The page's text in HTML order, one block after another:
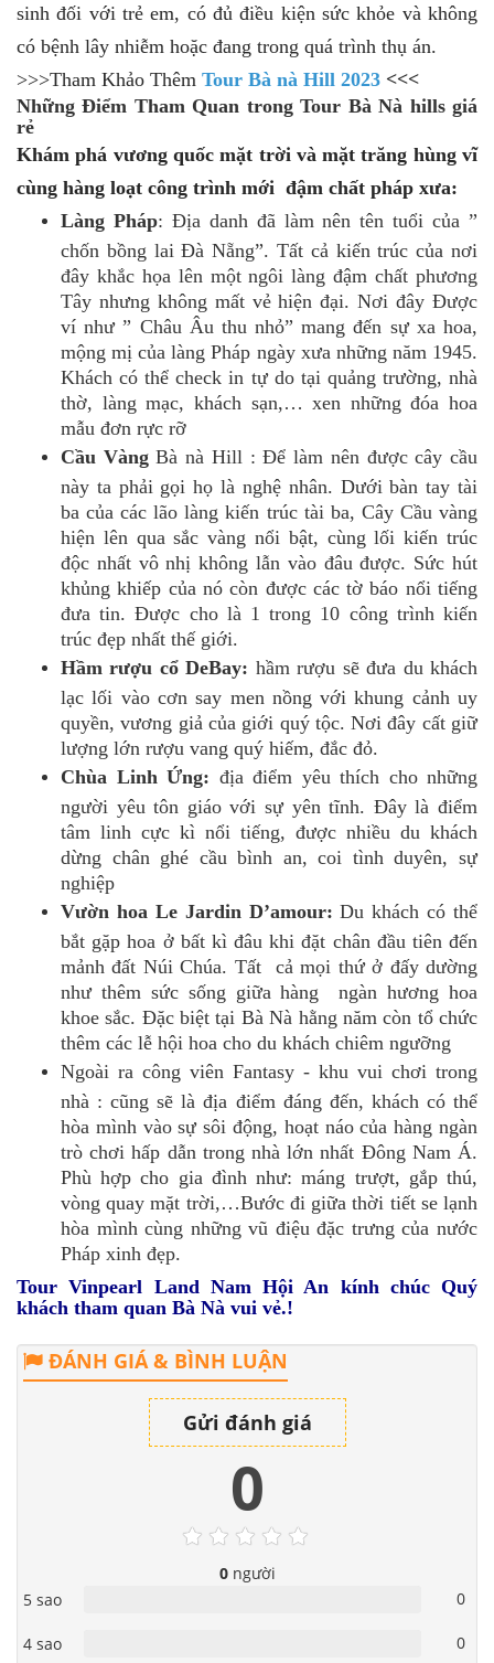
sinh đối với trẻ em, có đủ điều kiện sức khỏe và không
có bệnh lây nhiễm hoặc đang trong quá trình thụ án.
>>>Tham Khảo Thêm Tour Bà nà Hill 2023 <<<
Những Điểm Tham Quan trong Tour Bà Nà hills giá
rẻ
Khám phá vương quốc mặt trời và mặt trăng hùng vĩ
cùng hàng loạt công trình mới đậm chất pháp xưa:
Làng Pháp: Địa danh đã làm nên tên tuổi của ”
chốn bồng lai Đà Nẵng”. Tất cả kiến trúc của nơi
đây khắc họa lên một ngôi làng đậm chất phương
Tây nhưng không mất vẻ hiện đại. Nơi đây Được
ví như ” Châu Âu thu nhỏ” mang đến sự xa hoa,
mộng mị của làng Pháp ngày xưa những năm 1945.
Khách có thể check in tự do tại quảng trường, nhà
thờ, làng mạc, khách sạn,… xen những đóa hoa
mẫu đơn rực rỡ
Cầu VàngBà nà Hill : Để làm nên được cây cầu
này ta phải gọi họ là nghệ nhân. Dưới bàn tay tài
ba của các lão làng kiến trúc tài ba, Cây Cầu vàng
hiện lên qua sắc vàng nổi bật, cùng lối kiến trúc
độc nhất vô nhị không lẫn vào đâu được. Sức hút
khủng khiếp của nó còn được các tờ báo nổi tiếng
đưa tin. Được cho là 1 trong 10 công trình kiến
trúc đẹp nhất thế giới.
Hầm rượu cổ DeBay: hầm rượu sẽ đưa du khách
lạc lối vào cơn say men nồng với khung cảnh uy
quyền, vương giả của giới quý tộc. Nơi đây cất giữ
lượng lớn rượu vang quý hiếm, đắc đỏ.
Chùa Linh Ứng: địa điểm yêu thích cho những
người yêu tôn giáo với sự yên tĩnh. Đây là điểm
tâm linh cực kì nổi tiếng, được nhiều du khách
dừng chân ghé cầu bình an, coi tình duyên, sự
nghiệp
Vườn hoa Le Jardin D’amour:Du khách có thể
bắt gặp hoa ở bất kì đâu khi đặt chân đầu tiên đến
mảnh đất Núi Chúa. Tất cả mọi thứ ở đấy dường
như thêm sức sống giữa hàng ngàn hương hoa
khoe sắc. Đặc biệt tại Bà Nà hằng năm còn tổ chức
thêm các lễ hội hoa cho du khách chiêm ngưỡng
Ngoài ra công viên Fantasy - khu vui chơi trong
nhà : cũng sẽ là địa điểm đáng đến, khách có thể
hòa mình vào sự sôi động, hoạt náo của hàng ngàn
trò chơi hấp dẫn trong nhà lớn nhất Đông Nam Á.
Phù hợp cho gia đình như: máng trượt, gắp thú,
vòng quay mặt trời,…Bước đi giữa thời tiết se lạnh
hòa mình cùng những vũ điệu đặc trưng của nước
Pháp xinh đẹp.
Tour Vinpearl Land Nam Hội An kính chúc Quý
khách tham quan Bà Nà vui vẻ.!
ĐÁNH GIÁ & BÌNH LUẬN
Gửi đánh giá
0
0người
5 sao
0
4 sao 0